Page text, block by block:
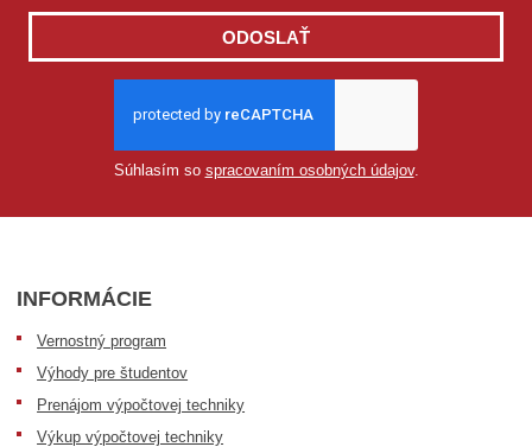
ODOSLAŤ
Súhlasím so spracovaním osobných údajov.
INFORMÁCIE
Vernostný program
Výhody pre študentov
Prenájom výpočtovej techniky
Výkup výpočtovej techniky